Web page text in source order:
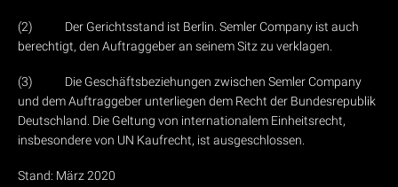
(2) Der Gerichtsstand ist Berlin. Semler Company ist auch
berechtigt, den Auftraggeber an seinem Sitz zu verklagen.
(3) Die Geschäftsbeziehungen zwischen Semler Company
und dem Auftraggeber unterliegen dem Recht der Bundesrepublik
Deutschland. Die Geltung von internationalem Einheitsrecht,
insbesondere von UN Kaufrecht, ist ausgeschlossen.
Stand: März 2020